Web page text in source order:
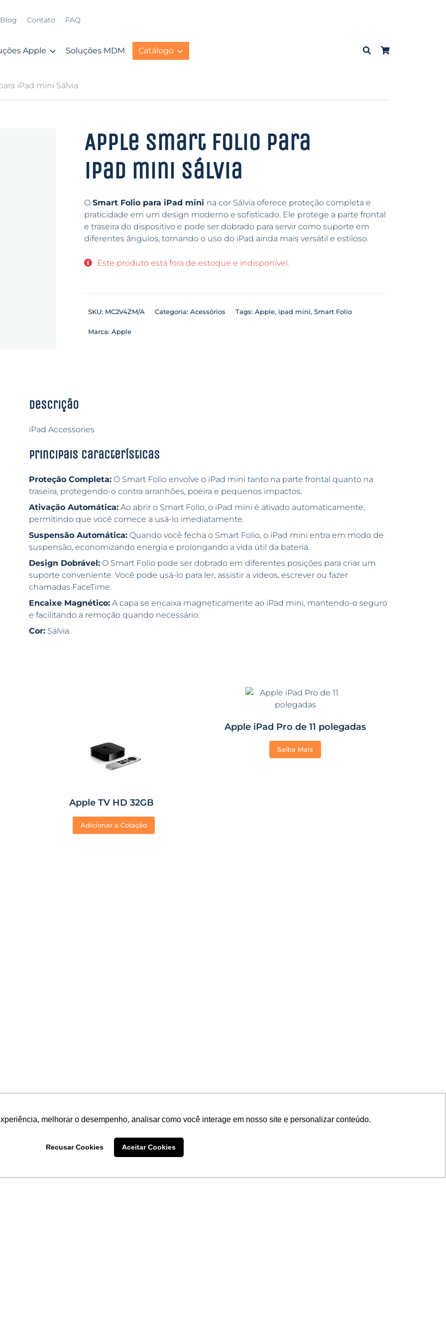
melhorar o desempenho, analisar como você interage em nosso site e personalizar conteúdo.
Recusar Cookies Aceitar Cookies
Blog Contato FAQ
Apple Soluções MDM Catálogo
iPad mini Sálvia
Apple Smart Folio para
iPad mini Sálvia
O Smart Folio para iPad mini na cor Sálvia oferece proteção completa e
praticidade em um design moderno e sofisticado. Ele protege a parte frontal
e traseira do dispositivo e pode ser dobrado para servir como suporte em
diferentes ângulos, tornando o uso do iPad ainda mais versátil e estiloso.
Este produto está fora de estoque e indisponível.
SKU: MC2V4ZM/A Categoria: Acessórios Tags: Apple, ipad mini, Smart Folio
Marca: Apple
Descrição
iPad Accessories
Principais características
Proteção Completa:O Smart Folio envolve o iPad mini tanto na parte frontal quanto na
traseira, protegendo-o contra arranhões, poeira e pequenos impactos.
Ativação Automática:Ao abrir o Smart Folio, o iPad mini é ativado automaticamente,
permitindo que você comece a usá-lo imediatamente.
Suspensão Automática:Quando você fecha o Smart Folio, o iPad mini entra em modo de
suspensão, economizando energia e prolongando a vida útil da bateria.
Design Dobrável:O Smart Folio pode ser dobrado em diferentes posições para criar um
suporte conveniente. Você pode usá-lo para ler, assistir a vídeos, escrever ou fazer
chamadas FaceTime.
Encaixe Magnético:A capa se encaixa magneticamente ao iPad mini, mantendo-o seguro
e facilitando a remoção quando necessário.
Cor:Sálvia.
Apple TV HD 32GB
Adicionar a Cotação
Apple iPad Pro de 11 polegadas
Saiba Mais